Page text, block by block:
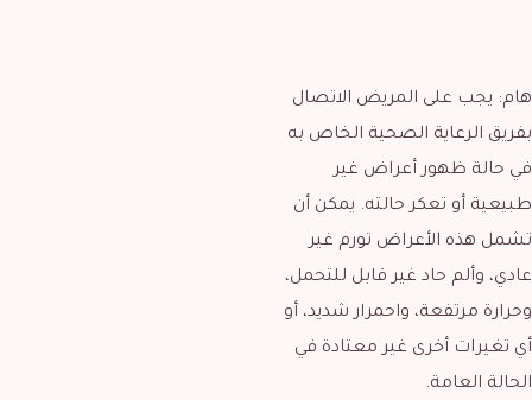
هام: يجب على المريض الاتصال
بفريق الرعاية الصحية الخاص به
في حالة ظهور أعراض غير
طبيعية أو تعكر حالته. يمكن أن
تشمل هذه الأعراض تورم غير
عادي، وألم حاد غير قابل للتحمل،
وحرارة مرتفعة، واحمرار شديد، أو
أي تغيرات أخرى غير معتادة في
الحالة العامة.